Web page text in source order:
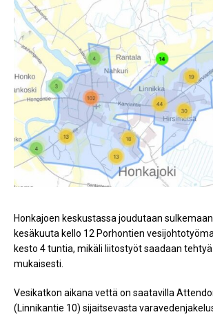
Honkajoen keskustassa joudutaan
kesäkuuta kello 12 Porhontien
kesto 4 tuntia, mikäli liitostyöt saadaan
mukaisesti.
Vesikatkon aikana vettä on saatavilla
(Linnikantie 10) sijaitsevasta